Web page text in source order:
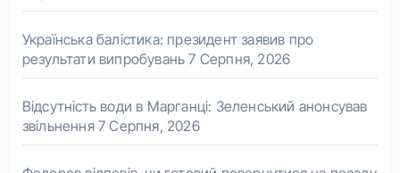
Українська балістика: президент заявив про
результати випробувань 7 Серпня, 2026
Відсутність води в Марганці: Зеленський анонсував
звільнення 7 Серпня, 2026